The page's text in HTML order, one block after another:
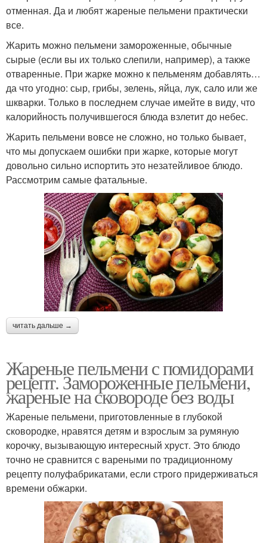
отменная. Да и любят жареные пельмени практически
все.
Жарить можно пельмени замороженные, обычные
сырые (если вы их только слепили, например), а также
отваренные. При жарке можно к пельменям добавлять…
да что угодно: сыр, грибы, зелень, яйца, лук, сало или же
шкварки. Только в последнем случае имейте в виду, что
калорийность получившегося блюда взлетит до небес.
Жарить пельмени вовсе не сложно, но только бывает,
что мы допускаем ошибки при жарке, которые могут
довольно сильно испортить это незатейливое блюдо.
Рассмотрим самые фатальные.
читать дальше →
Жареные пельмени с помидорами
рецепт. Замороженные пельмени,
жареные на сковороде без воды
Жареные пельмени, приготовленные в глубокой
сковородке, нравятся детям и взрослым за румяную
корочку, вызывающую интересный хруст. Это блюдо
точно не сравнится с вареными по традиционному
рецепту полуфабрикатами, если строго придерживаться
времени обжарки.